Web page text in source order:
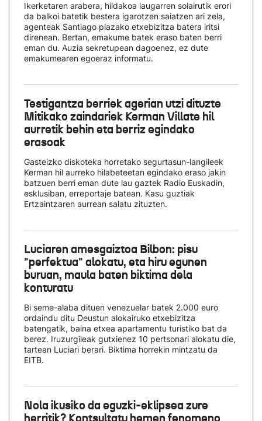
Ikerketaren arabera, hildakoa laugarren solairutik erori
da balkoi batetik bestera igarotzen saiatzen ari zela,
agenteak Santiago plazako etxebizitza batera iritsi
direnean. Bertan, emakume batek eraso baten berri
eman du. Auzia sekretupean dagoenez, ez dute
emakumearen egoeraz informatu.
Testigantza berriek agerian utzi dituzte
Mitikako zaindariek Kerman Villate hil
aurretik behin eta berriz egindako
erasoak
Gasteizko diskoteka horretako segurtasun-langileek
Kerman hil aurreko hilabeteetan egindako eraso jakin
batzuen berri eman dute lau gaztek Radio Euskadin,
esklusiban, erreportaje batean. Kasu guztiak
Ertzaintzaren aurrean salatu zituzten.
Luciaren amesgaiztoa Bilbon: pisu
"perfektua" alokatu, eta hiru egunen
buruan, maula baten biktima dela
konturatu
Bi seme-alaba dituen venezuelar batek 2.000 euro
ordaindu ditu Deustun alokairuko etxebizitza
batengatik, baina etxea apartamentu turistiko bat da
berez. Iruzurgileak gutxienez 10 pertsonari alokatu die,
tartean Luciari berari. Biktima horrekin mintzatu da
EITB.
Nola ikusiko da eguzki-eklipsea zure